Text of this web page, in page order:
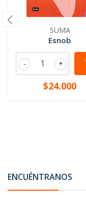
SUMA
Esnob
+
-
$24.000
ENCUÉNTRANOS